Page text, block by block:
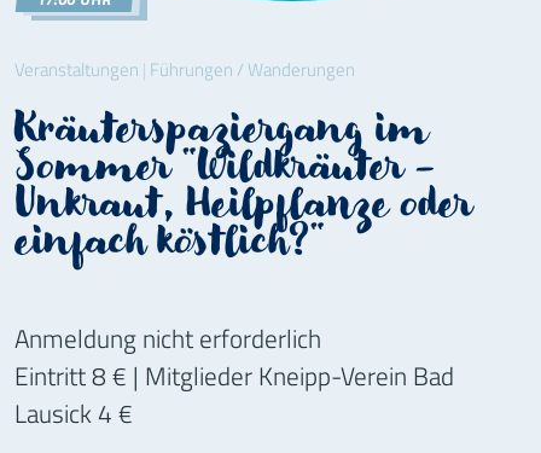
Veranstaltungen | Führungen / Wanderungen
Kräuterspaziergang im
Sommer "Wildkräuter -
Unkraut, Heilpflanze oder
einfach köstlich?"
Anmeldung nicht erforderlich
Eintritt 8 € | Mitglieder Kneipp-Verein Bad
Lausick 4 €